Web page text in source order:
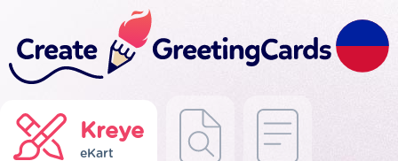
Kreye
eKart